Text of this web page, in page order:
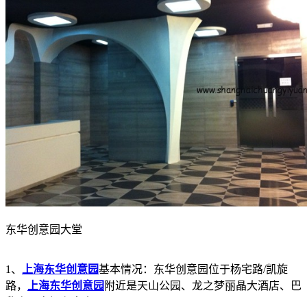
东华创意园大堂
1、 上海东华创意园基本情况：东华创意园位于杨宅路/凯旋
路，
上海东华创意园 附近是天山公园、龙之梦丽晶大酒店、巴